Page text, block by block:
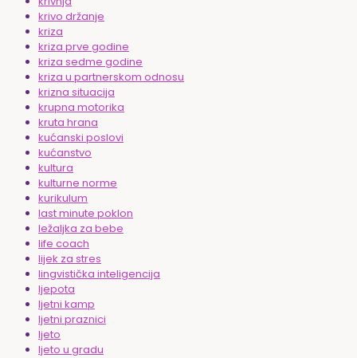
krivo držanje
kriza
kriza prve godine
kriza sedme godine
kriza u partnerskom odnosu
krizna situacija
krupna motorika
kruta hrana
kućanski poslovi
kućanstvo
kultura
kulturne norme
kurikulum
last minute poklon
ležaljka za bebe
life coach
lijek za stres
lingvistička inteligencija
ljepota
ljetni kamp
ljetni praznici
ljeto
ljeto u gradu